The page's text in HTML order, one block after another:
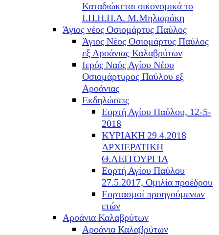
Καταδιώκεται οικονομικά το
Ι.Π.Η.Π.Α. Μ.Μηλιαράκη
Άγιος νέος Οσιομάρτυς Παύλος
Άγιος Νέος Οσιομάρτυς Παύλος
εξ Αροάνιας Καλαβρύτων
Ιερός Ναός Αγίου Νέου
Οσιομάρτυρος Παύλου εξ
Αροάνιας
Εκδηλώσεις
Εορτή Αγίου Παύλου, 12-5-
2018
ΚΥΡΙΑΚΗ 29.4.2018
ΑΡΧΙΕΡΑΤΙΚΗ
Θ.ΛΕΙΤΟΥΡΓΙΑ
Εορτή Αγίου Παύλου
27.5.2017, Ομιλία προέδρου
Εορτασμοί προηγούμενων
ετών
Αροάνια Καλαβρύτων
Αροάνια Καλαβρύτων